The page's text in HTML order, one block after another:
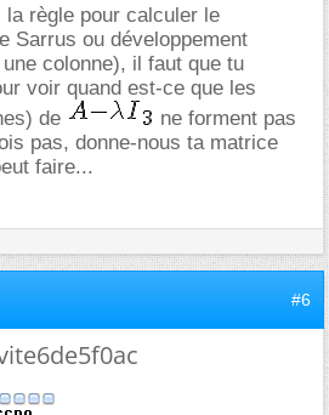
règle pour calculer le
Sarrus ou développement
colonne), il faut que tu
voir quand est-ce que les
de
ne forment pas
pas, donne-nous ta matrice
faire...
#6